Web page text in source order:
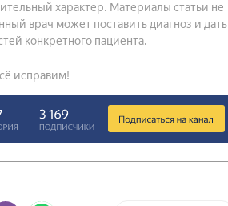
характер. Материалы статьи не
врач может поставить диагноз и дать
конкретного пациента.
исправим!